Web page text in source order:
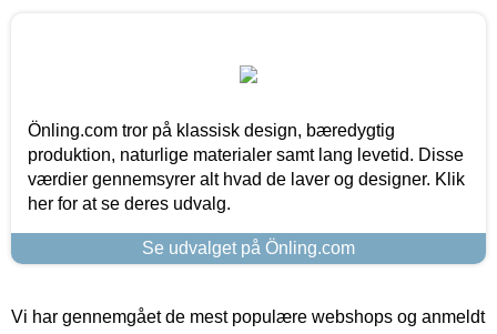
Önling.com tror på klassisk design, bæredygtig
produktion, naturlige materialer samt lang levetid. Disse
værdier gennemsyrer alt hvad de laver og designer. Klik
her for at se deres udvalg.
Se udvalget på Önling.com
Vi har gennemgået de mest populære webshops og anmeldt